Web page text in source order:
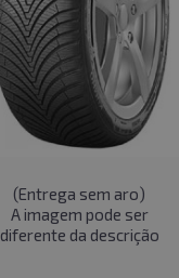
(Entrega sem aro)
A imagem pode ser
diferente da descrição